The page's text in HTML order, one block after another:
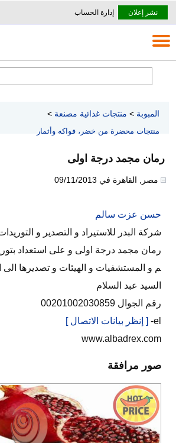
نشر إعلان إدارة الحساب
المبوبة > منتجات غذائية مصنعة >
منتجات محضرة من خضر، فواكه وأثمار
رمان مجمد درجة اولى
مصر القاهرة في 09/11/2013
حسن عزت سالم
شركة البدر للاستيراد و التصدير و
رمان مجمد درجة اولى و على استعداد
م و المستشفيات و الهيئات و تصديرها الى
السيد عبد السلام
رقم الجوال 00201002030859
el- [ إنظر بيانات الاتصال ]
www.albadrex.com
صور مرافقة